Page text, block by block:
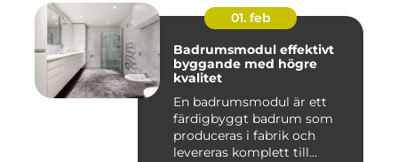
01. feb
Badrumsmodul effektivt
byggande med högre
kvalitet
En badrumsmodul är ett
färdigbyggt badrum som
produceras i fabrik och
levereras komplett till